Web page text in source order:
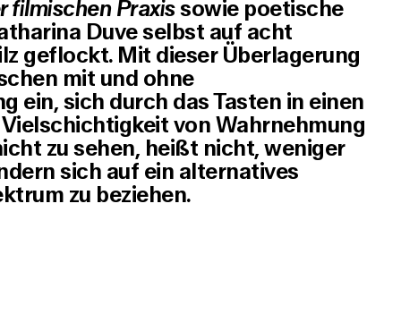
filmischen Praxissowie poetische
Duve selbst auf acht
geflockt. Mit dieser Überlagerung
mit und ohne
ein, sich durch das Tasten in einen
von Wahrnehmung
zu sehen, heißt nicht, weniger
sich auf ein alternatives
zu beziehen.